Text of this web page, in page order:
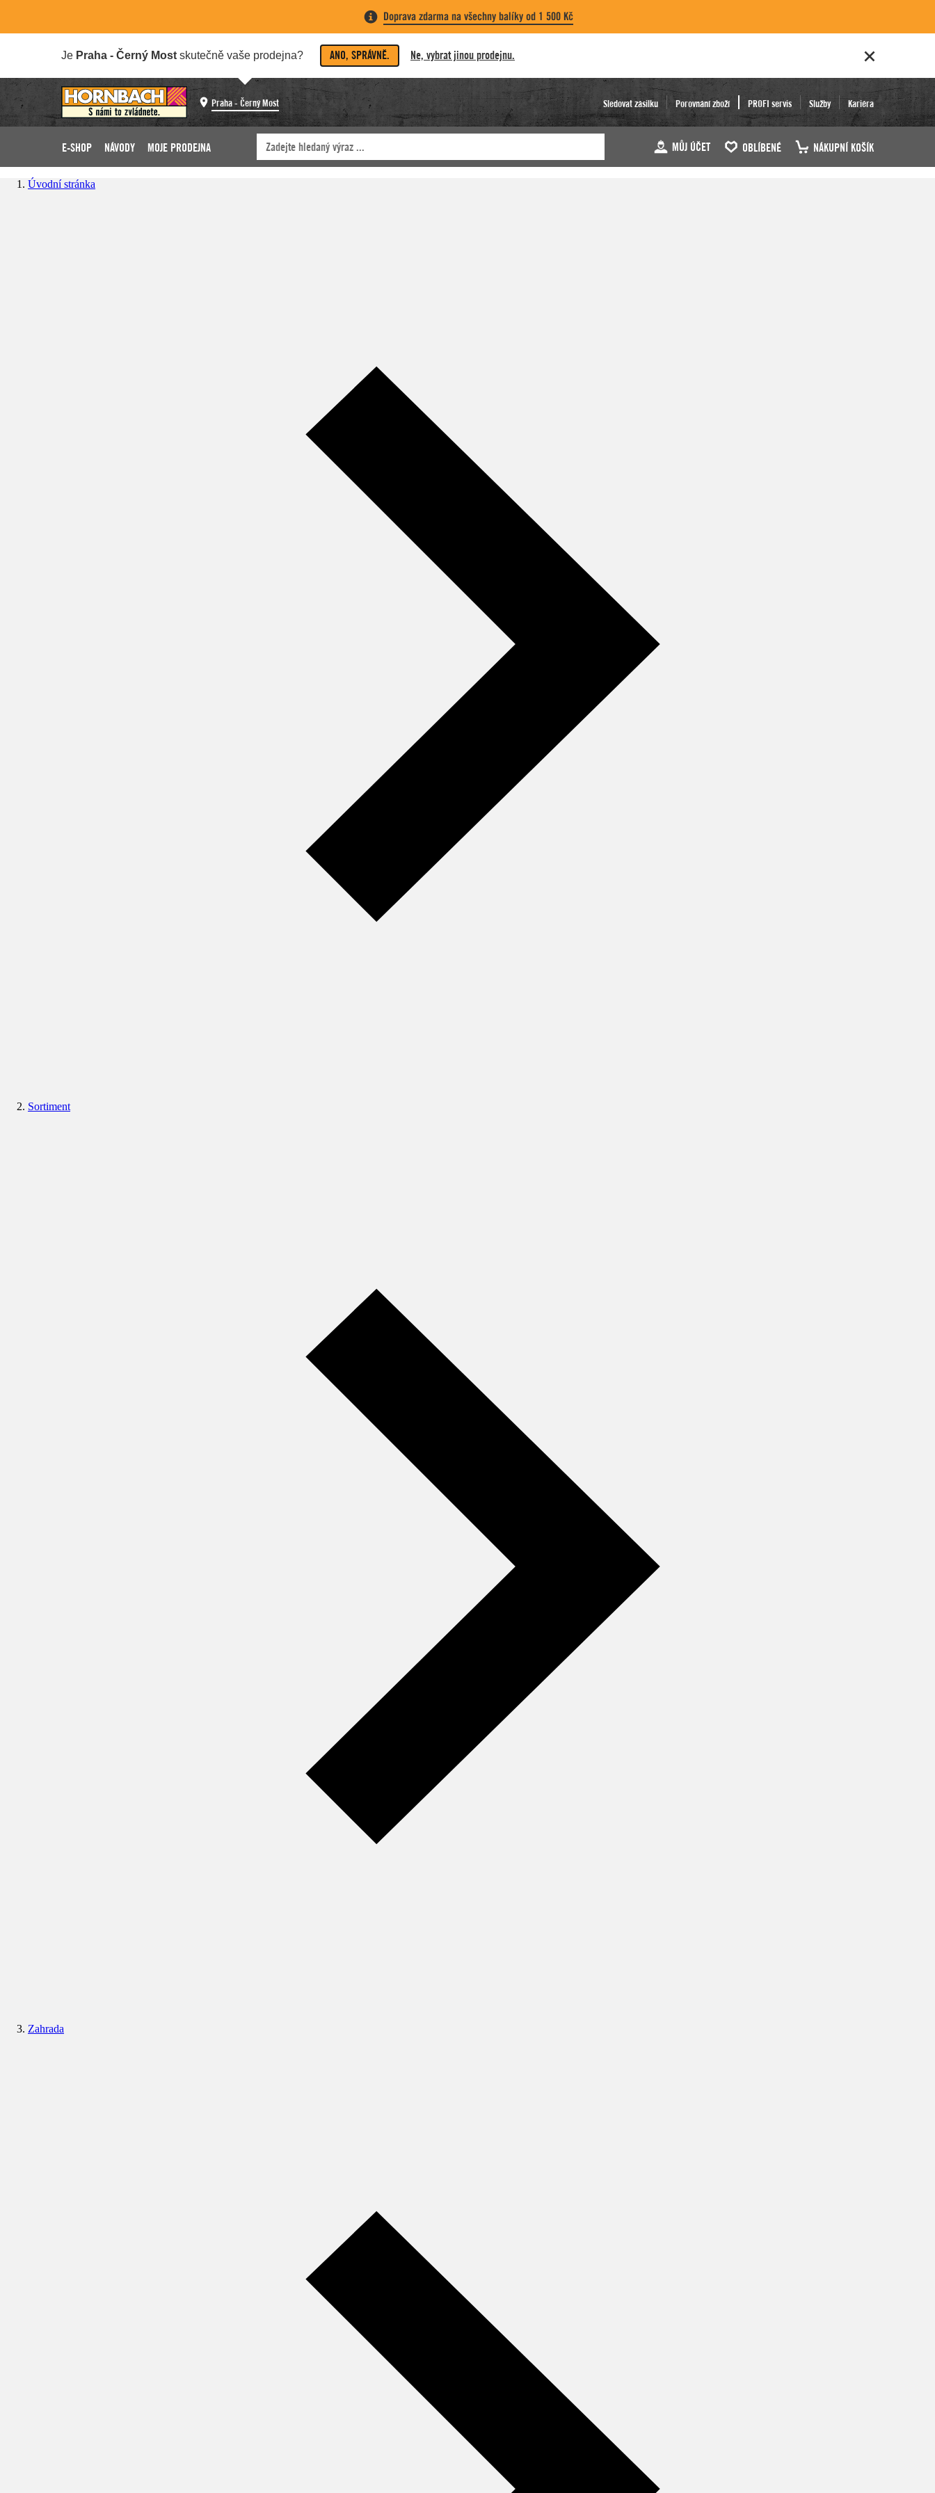
Doprava zdarma na všechny balíky od 1 500 Kč
Je Praha - Černý Most skutečně vaše prodejna? ANO, SPRÁVNĚ. Ne, vybrat jinou prodejnu.
Praha - Černý Most Sledovat zásilku Porovnání zboží PROFI servis Služby Kariéra
E-SHOP NÁVODY MOJE PRODEJNA MŮJ ÚČET OBLÍBENÉ NÁKUPNÍ KOŠÍK
Úvodní stránka
Sortiment
Zahrada